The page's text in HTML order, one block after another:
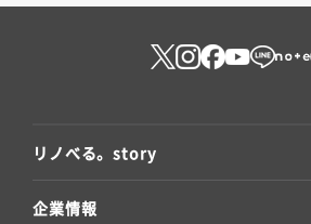
リノべる。story
企業情報